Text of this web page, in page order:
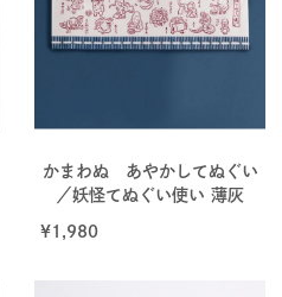
かまわぬ あやかしてぬぐい
／妖怪てぬぐい使い 薄灰
¥1,980